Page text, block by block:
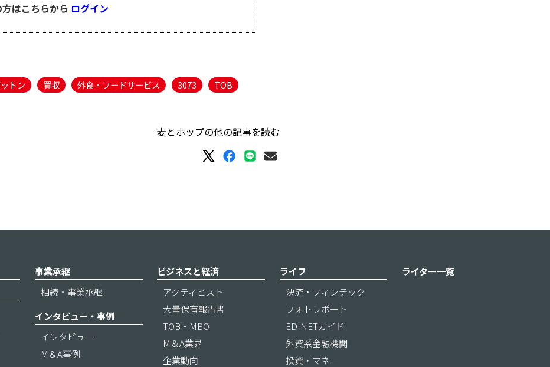
はこちらから ログイン
トン 買収 外食・フードサービス 3073 TOB
麦とホップの他の記事を読む
事業承継
相続・事業承継
インタビュー・事例
インタビュー
M＆A事例
ビジネスと経済
アクティビスト
大量保有報告書
TOB・MBO
M＆A業界
企業動向
ライフ
決済・フィンテック
フォトレポート
EDINETガイド
外資系金融機関
投資・マネー
ライター一覧